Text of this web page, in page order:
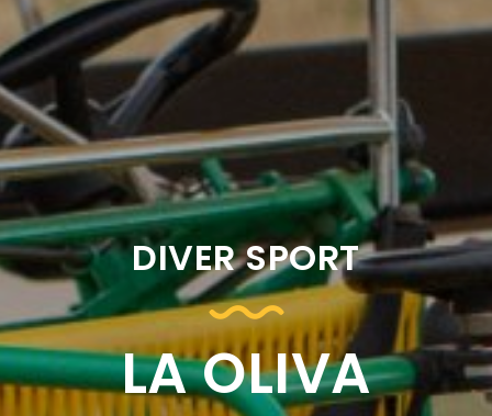
DIVER SPORT
LA OLIVA